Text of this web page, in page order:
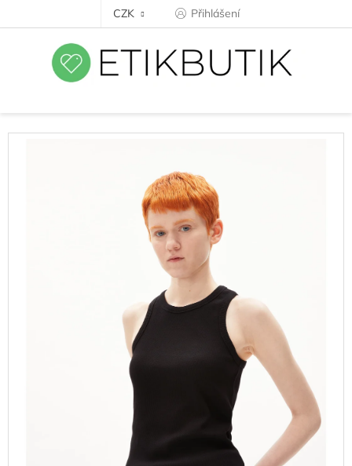
CZK Přihlášení